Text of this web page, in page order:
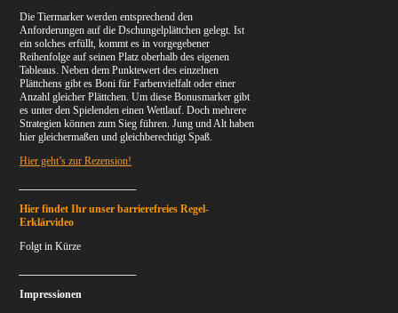
Die Tiermarker werden entsprechend den
Anforderungen auf die Dschungelplättchen gelegt. Ist
ein solches erfüllt, kommt es in vorgegebener
Reihenfolge auf seinen Platz oberhalb des eigenen
Tableaus. Neben dem Punktewert des einzelnen
Plättchens gibt es Boni für Farbenvielfalt oder einer
Anzahl gleicher Plättchen. Um diese Bonusmarker gibt
es unter den Spielenden einen Wettlauf. Doch mehrere
Strategien können zum Sieg führen. Jung und Alt haben
hier gleichermaßen und gleichberechtigt Spaß.
Hier geht’s zur Rezension!
Hier findet Ihr unser barrierefreies Regel-
Erklärvideo
Folgt in Kürze
Impressionen